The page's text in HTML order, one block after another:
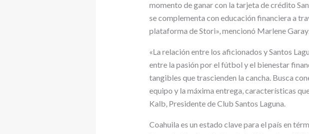
momento de ganar con la tarjeta de crédito
se complementa con educación financiera a
plataforma de Stori», mencionó Marlene
«La relación entre los aficionados y Santos
entre la pasión por el fútbol y el bienestar
tangibles que trascienden la cancha. Busca
equipo y la máxima entrega, características
Kalb, Presidente de Club Santos Laguna.
Coahuila es un estado clave para el país en